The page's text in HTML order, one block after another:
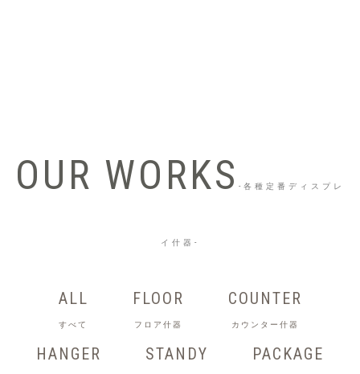
OUR WORKS -各種定番ディスプレ
イ什器-
ALL
すべて
FLOOR
フロア什器
COUNTER
カウンター什器
HANGER STANDY PACKAGE